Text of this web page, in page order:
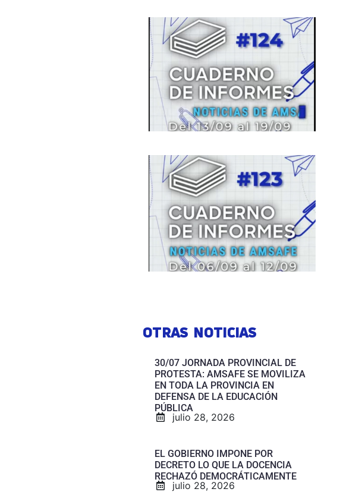
OTRAS NOTICIAS
30/07 JORNADA PROVINCIAL DE
PROTESTA: AMSAFE SE MOVILIZA
EN TODA LA PROVINCIA EN
DEFENSA DE LA EDUCACIÓN
PÚBLICA
julio 28, 2026
EL GOBIERNO IMPONE POR
DECRETO LO QUE LA DOCENCIA
RECHAZÓ DEMOCRÁTICAMENTE
julio 28, 2026